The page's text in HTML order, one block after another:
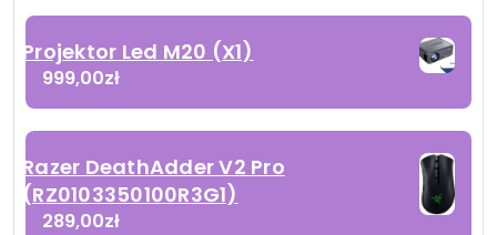
Projektor Led M20 (X1)
999,00zł
Razer DeathAdder V2 Pro
(RZ0103350100R3G1)
289,00zł